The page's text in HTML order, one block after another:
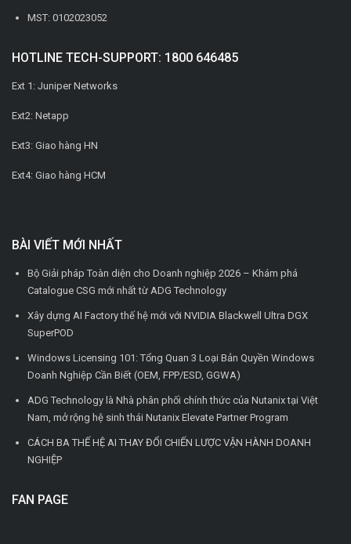
MST: 0102023052
HOTLINE TECH-SUPPORT: 1800 646485
Ext 1: Juniper Networks
Ext2: Netapp
Ext3: Giao hàng HN
Ext4: Giao hàng HCM
BÀI VIẾT MỚI NHẤT
Bộ Giải pháp Toàn diện cho Doanh nghiệp 2026 – Khám phá
Catalogue CSG mới nhất từ ADG Technology
Xây dựng AI Factory thế hệ mới với NVIDIA Blackwell Ultra DGX
SuperPOD
Windows Licensing 101: Tổng Quan 3 Loại Bản Quyền Windows
Doanh Nghiệp Cần Biết (OEM, FPP/ESD, GGWA)
ADG Technology là Nhà phân phối chính thức của Nutanix tại Việt
Nam, mở rộng hệ sinh thái Nutanix Elevate Partner Program
CÁCH BA THẾ HỆ AI THAY ĐỔI CHIẾN LƯỢC VẬN HÀNH DOANH
NGHIỆP
FAN PAGE